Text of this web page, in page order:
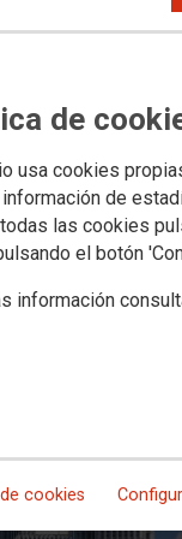
de
usa cookies
de
las cookies
el botón
información
cookies
no tenga
la mesa. La
consultas no arranque
claro cuál es su
Teka Industrial
productivos de
centrales de
cualquier medida
protejan el empleo.